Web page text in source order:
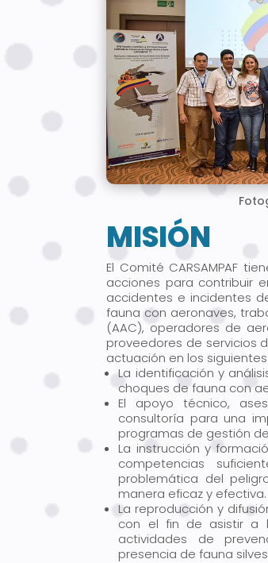
MISIÓN
El Comité CARSAMPAF
acciones para contribuir
accidentes e incidentes
fauna con aeronaves,
(AAC), operadores de
proveedores de servicios
actuación en los
La identificación y
choques de fauna con
El apoyo técnico,
consultoría para una
programas de gestión
La instrucción y
competencias
problemática del
manera eficaz y efectiva.
La reproducción y
con el fin de asistir a
actividades de
presencia de fauna